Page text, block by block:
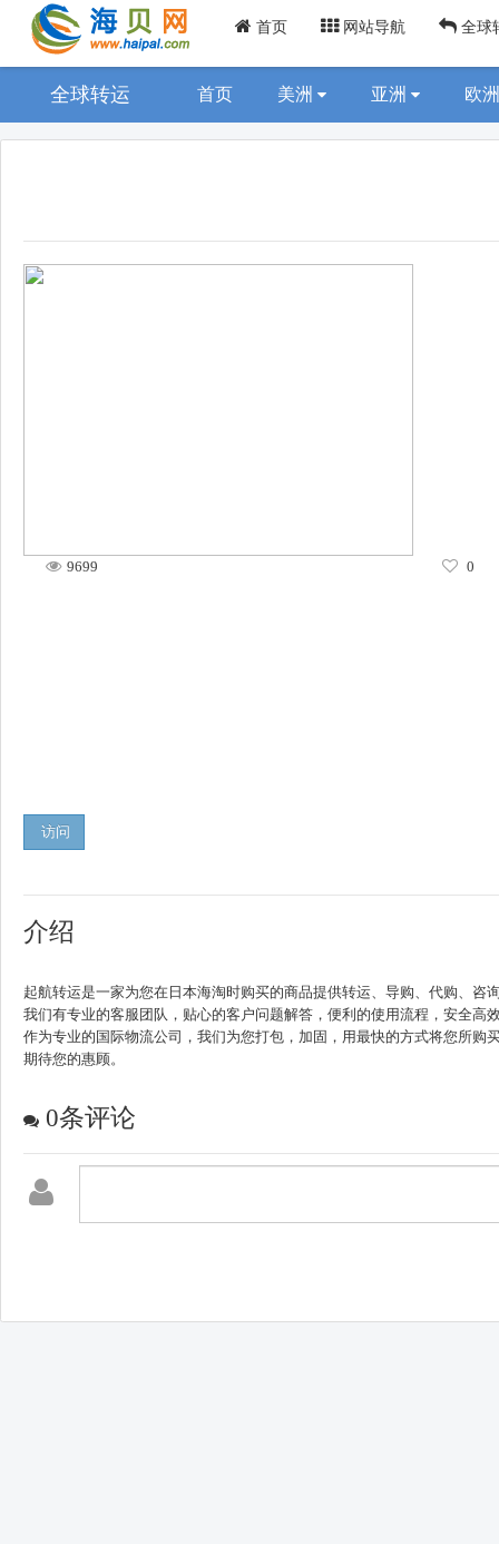
首页 网站导航 全球
全球转运 首页 美洲 亚洲 欧
9699 0
访问
介绍
起航转运是一家为您在日本海淘时购买的商品提供转运、导购、代购、
我们有专业的客服团队，贴心的客户问题解答，便利的使用流程，安全高
作为专业的国际物流公司，我们为您打包，加固，用最快的方式将您所
期待您的惠顾。
0条评论